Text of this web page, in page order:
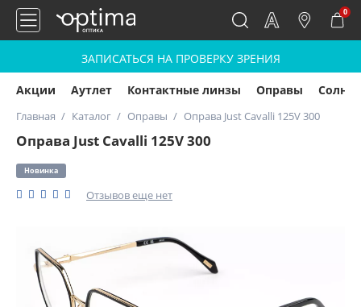
0
ЗАПИСАТЬСЯ НА ПРОВЕРКУ ЗРЕНИЯ
Акции Аутлет Контактные линзы Оправы
Главная Каталог Оправы Оправа Just Cavalli 125V 300
Оправа Just Cavalli 125V 300
Новинка
Отзывов еще нет